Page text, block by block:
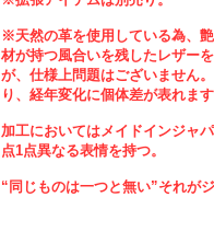
※天然の革を使用している為、
材が持つ風合いを残したレザー
が、仕様上問題はございません
り、経年変化に個体差が表れます
加工においてはメイドインジャ
点1点異なる表情を持つ。
“同じものは一つと無い”それが